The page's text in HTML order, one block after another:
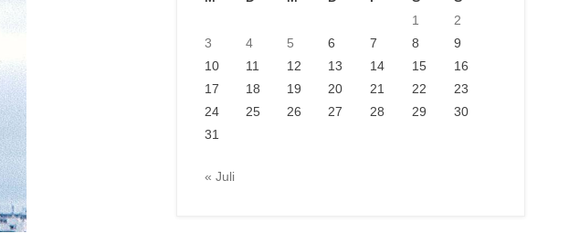
1
2
3
4 5 6 7 8
9
10
11 12 13 14 15
16
17
18 19 20 21 22
23
24
25 26 27 28 29
30
31
« Juli